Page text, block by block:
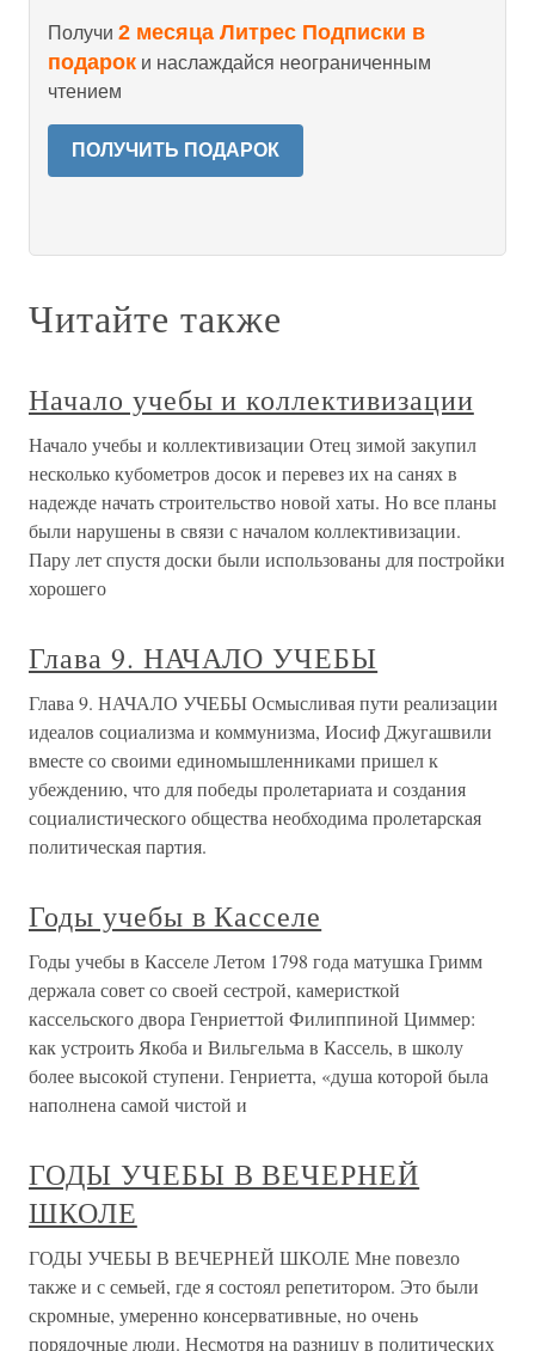
Получи 2 месяца Литрес Подписки в
подарок и наслаждайся неограниченным
чтением
ПОЛУЧИТЬ ПОДАРОК
Читайте также
Начало учебы и коллективизации
Начало учебы и коллективизации Отец зимой закупил
несколько кубометров досок и перевез их на санях в
надежде начать строительство новой хаты. Но все планы
были нарушены в связи с началом коллективизации.
Пару лет спустя доски были использованы для постройки
хорошего
Глава 9. НАЧАЛО УЧЕБЫ
Глава 9. НАЧАЛО УЧЕБЫ Осмысливая пути реализации
идеалов социализма и коммунизма, Иосиф Джугашвили
вместе со своими единомышленниками пришел к
убеждению, что для победы пролетариата и создания
социалистического общества необходима пролетарская
политическая партия.
Годы учебы в Касселе
Годы учебы в Касселе Летом 1798 года матушка Гримм
держала совет со своей сестрой, камеристкой
кассельского двора Генриеттой Филиппиной Циммер:
как устроить Якоба и Вильгельма в Кассель, в школу
более высокой ступени. Генриетта, «душа которой была
наполнена самой чистой и
ГОДЫ УЧЕБЫ В ВЕЧЕРНЕЙ
ШКОЛЕ
ГОДЫ УЧЕБЫ В ВЕЧЕРНЕЙ ШКОЛЕ Мне повезло
также и с семьей, где я состоял репетитором. Это были
скромные, умеренно консервативные, но очень
порядочные люди. Несмотря на разницу в политических